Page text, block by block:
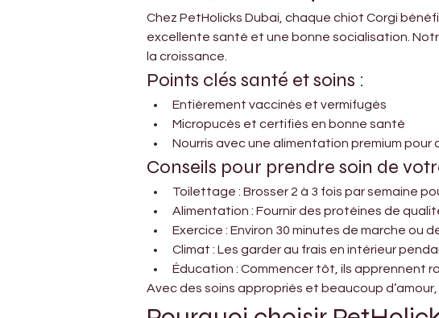
Chez PetHolicks Dubai, chaque chiot Corgi
excellente santé et une bonne socialisation.
la croissance.
Points clés santé et soins :
Entièrement vaccinés et vermifugés
Micropucés et certifiés en bonne santé
Nourris avec une alimentation premium pour
Conseils pour prendre soin de
Toilettage : Brosser 2 à 3 fois par semaine
Alimentation : Fournir des protéines de
Exercice : Environ 30 minutes de marche ou
Climat : Les garder au frais en intérieur
Éducation : Commencer tôt, ils apprennent
Avec des soins appropriés et beaucoup